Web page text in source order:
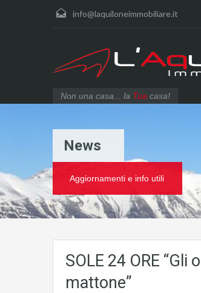
info@laquiloneimmobiliare.it
Non una casa... la Tua casa!
News
Aggiornamenti e info utili
SOLE 24 ORE
mattone”